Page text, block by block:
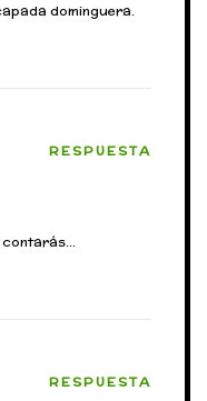
dominguera.
RESPUESTA
contarás…
RESPUESTA